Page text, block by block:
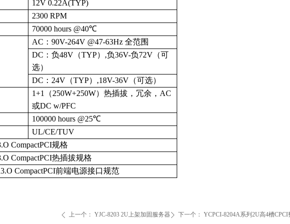
ꄴ 上一个： YJC-8203 2U上架加固服务器 ꄲ 下一个： YCPCI-8204A系列2U高4槽CPCI
12V 0.22A(TYP)
2300 RPM
70000 hours @40℃
AC：90V-264V @47-63Hz 全范围
DC：负48V（TYP）,负36V-负72V（可
选）
DC：24V（TYP）,18V-36V（可选）
1+1（250W+250W）热插拔，冗余，AC
或DC w/PFC
100000 hours @25℃
UL/CE/TUV
CompactPCI规格
CompactPCI热插拔规格
CompactPCI前端电源接口规范